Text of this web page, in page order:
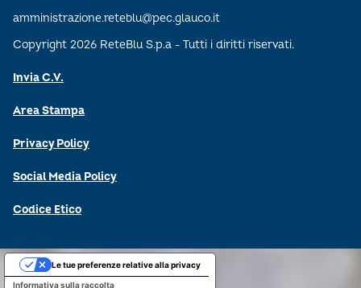
amministrazione.reteblu@pec.glauco.it
Copyright 2026 ReteBlu S.p.a - Tutti i diritti riservati.
Invia C.V.
Area Stampa
Privacy Policy
Social Media Policy
Codice Etico
Informativa sulla raccolta
Le tue preferenze relative alla privacy